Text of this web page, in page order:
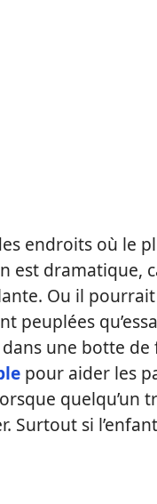
endroits où le
est dramatique,
Ou il
peuplées
une botte de
pour aider les
quelqu’un
Surtout si